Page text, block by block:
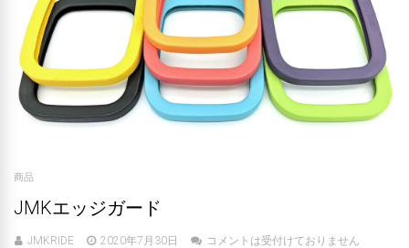
商品
JMKエッジガード
JMKRIDE 2020年7月30日
コメントは受付けておりません